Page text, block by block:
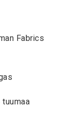
Fabrics